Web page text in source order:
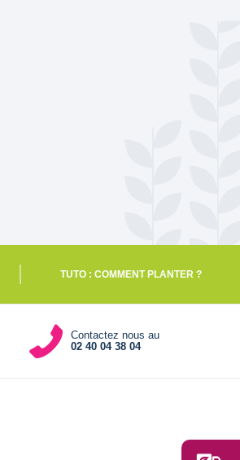
TUTO : COMMENT PLANTER ?
Contactez nous au
02 40 04 38 04